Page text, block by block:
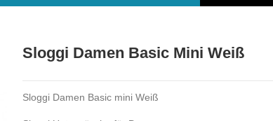
Sloggi Damen Basic Mini Weiß
Sloggi Damen Basic mini Weiß